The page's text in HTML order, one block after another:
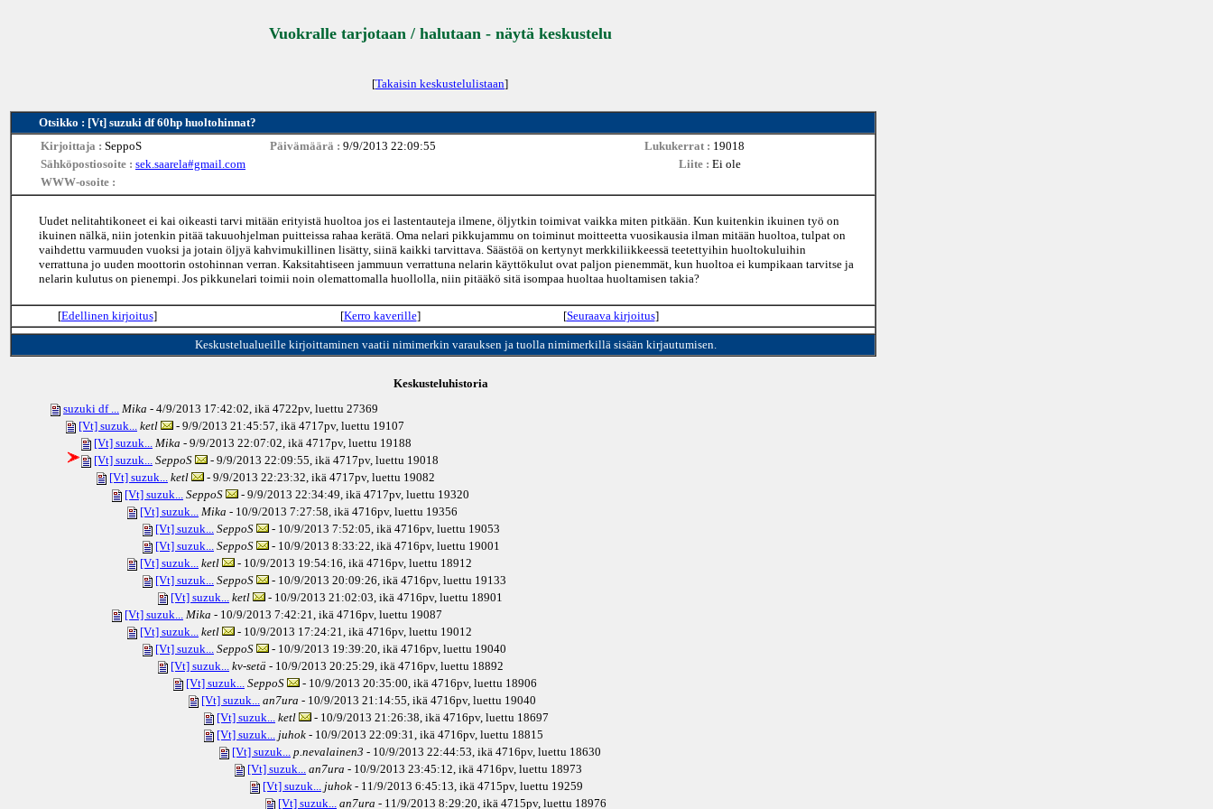
Vuokralle tarjotaan / halutaan - näytä keskustelu
[Takaisin keskustelulistaan]
Otsikko : [Vt] suzuki df 60hp huoltohinnat?
Kirjoittaja : SeppoS Päivämäärä : 9/9/2013 22:09:55 Lukukerrat : 19018
Sähköpostiosoite : sek.saarela#gmail.com Liite : Ei ole
WWW-osoite :
Uudet nelitahtikoneet ei kai oikeasti tarvi mitään erityistä huoltoa jos ei lastentauteja ilmene, öljytkin toimivat vaikka miten pitkään. Kun kuitenkin ikuinen työ on
ikuinen nälkä, niin jotenkin pitää takuuohjelman puitteissa rahaa kerätä. Oma nelari pikkujammu on toiminut moitteetta vuosikausia ilman mitään huoltoa, tulpat on
vaihdettu varmuuden vuoksi ja jotain öljyä kahvimukillinen lisätty, siinä kaikki tarvittava. Säästöä on kertynyt merkkiliikkeessä teetettyihin huoltokuluihin
verrattuna jo uuden moottorin ostohinnan verran. Kaksitahtiseen jammuun verrattuna nelarin käyttökulut ovat paljon pienemmät, kun huoltoa ei kumpikaan tarvitse ja
nelarin kulutus on pienempi. Jos pikkunelari toimii noin olemattomalla huollolla, niin pitääkö sitä isompaa huoltaa huoltamisen takia?
[Edellinen kirjoitus] [Kerro kaverille] [Seuraava kirjoitus]
Keskustelualueille kirjoittaminen vaatii nimimerkin varauksen ja tuolla nimimerkillä sisään kirjautumisen.
Keskusteluhistoria
suzuki df ... Mika - 4/9/2013 17:42:02, ikä 4722pv, luettu 27369
[Vt] suzuk... ketl - 9/9/2013 21:45:57, ikä 4717pv, luettu 19107
[Vt] suzuk... Mika - 9/9/2013 22:07:02, ikä 4717pv, luettu 19188
[Vt] suzuk... SeppoS - 9/9/2013 22:09:55, ikä 4717pv, luettu 19018
[Vt] suzuk... ketl - 9/9/2013 22:23:32, ikä 4717pv, luettu 19082
[Vt] suzuk... SeppoS - 9/9/2013 22:34:49, ikä 4717pv, luettu 19320
[Vt] suzuk... Mika - 10/9/2013 7:27:58, ikä 4716pv, luettu 19356
[Vt] suzuk... SeppoS - 10/9/2013 7:52:05, ikä 4716pv, luettu 19053
[Vt] suzuk... SeppoS - 10/9/2013 8:33:22, ikä 4716pv, luettu 19001
[Vt] suzuk... ketl - 10/9/2013 19:54:16, ikä 4716pv, luettu 18912
[Vt] suzuk... SeppoS - 10/9/2013 20:09:26, ikä 4716pv, luettu 19133
[Vt] suzuk... ketl - 10/9/2013 21:02:03, ikä 4716pv, luettu 18901
[Vt] suzuk... Mika - 10/9/2013 7:42:21, ikä 4716pv, luettu 19087
[Vt] suzuk... ketl - 10/9/2013 17:24:21, ikä 4716pv, luettu 19012
[Vt] suzuk... SeppoS - 10/9/2013 19:39:20, ikä 4716pv, luettu 19040
[Vt] suzuk... kv-setä - 10/9/2013 20:25:29, ikä 4716pv, luettu 18892
[Vt] suzuk... SeppoS - 10/9/2013 20:35:00, ikä 4716pv, luettu 18906
[Vt] suzuk... an7ura - 10/9/2013 21:14:55, ikä 4716pv, luettu 19040
[Vt] suzuk... ketl - 10/9/2013 21:26:38, ikä 4716pv, luettu 18697
[Vt] suzuk... juhok - 10/9/2013 22:09:31, ikä 4716pv, luettu 18815
[Vt] suzuk... p.nevalainen3 - 10/9/2013 22:44:53, ikä 4716pv, luettu 18630
[Vt] suzuk... an7ura - 10/9/2013 23:45:12, ikä 4716pv, luettu 18973
[Vt] suzuk... juhok - 11/9/2013 6:45:13, ikä 4715pv, luettu 19259
[Vt] suzuk... an7ura - 11/9/2013 8:29:20, ikä 4715pv, luettu 18976